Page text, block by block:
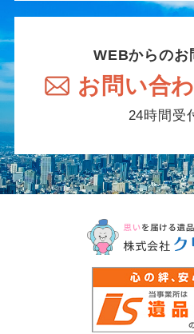
WEBからのお
お問い合
24時間受